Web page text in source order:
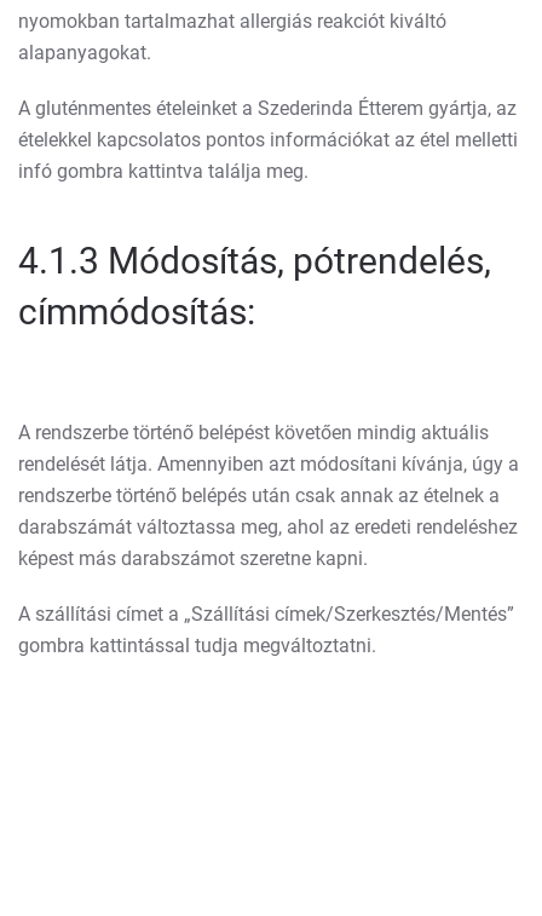
nyomokban tartalmazhat allergiás reakciót kiváltó
alapanyagokat.
A gluténmentes ételeinket a Szederinda Étterem gyártja, az
ételekkel kapcsolatos pontos információkat az étel melletti
infó gombra kattintva találja meg.
4.1.3 Módosítás, pótrendelés,
címmódosítás:
A rendszerbe történő belépést követően mindig aktuális
rendelését látja. Amennyiben azt módosítani kívánja, úgy a
rendszerbe történő belépés után csak annak az ételnek a
darabszámát változtassa meg, ahol az eredeti rendeléshez
képest más darabszámot szeretne kapni.
A szállítási címet a „Szállítási címek/Szerkesztés/Mentés”
gombra kattintással tudja megváltoztatni.